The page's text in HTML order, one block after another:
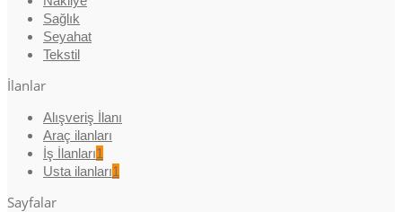
Sağlık
Seyahat
Tekstil
İlanlar
Alışveriş İlanı
Araç ilanları
İş İlanları1
Usta ilanları1
Sayfalar